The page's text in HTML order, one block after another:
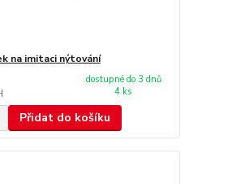
na imitaci nýtování
dostupné do 3 dnů
4 ks
Přidat do košíku